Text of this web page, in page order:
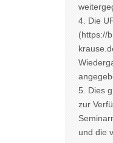
4. Die
(https://
5. Dies
zur
und die